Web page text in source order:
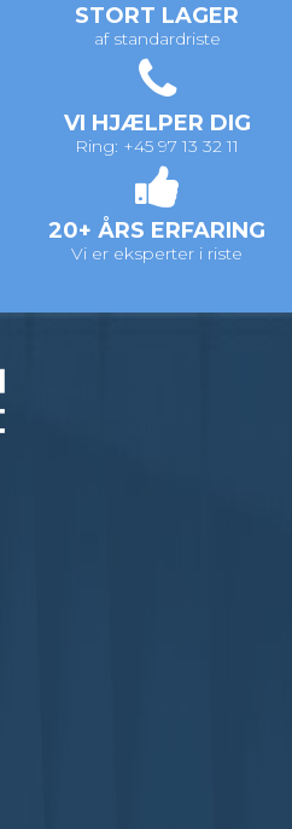
STORT LAGER
af standardriste
VI HJÆLPER DIG
Ring: +45 97 13 32 11
20+ ÅRS ERFARING
Vi er eksperter i riste